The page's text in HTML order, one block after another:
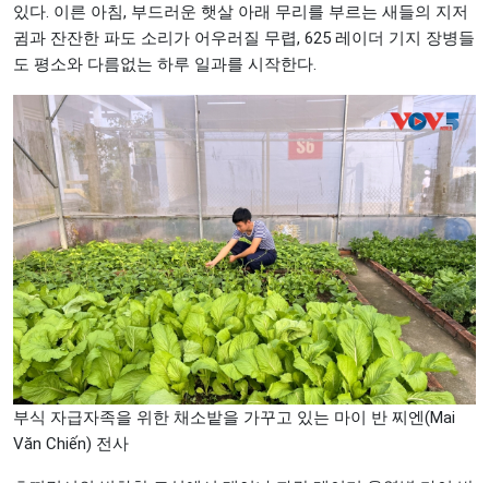
있다. 이른 아침, 부드러운 햇살 아래 무리를 부르는 새들의 지저
귐과 잔잔한 파도 소리가 어우러질 무렵, 625 레이더 기지 장병들
도 평소와 다름없는 하루 일과를 시작한다.
부식 자급자족을 위한 채소밭을 가꾸고 있는 마이 반 찌엔(Mai
Văn Chiến) 전사